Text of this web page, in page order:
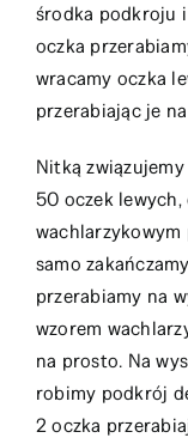
środka podkroju
oczka
wracamy oczka
przerabiając je
Nitką
50 oczek
samo
przerabiamy na
wzorem
na prosto. Na
robimy podkrój
2 oczka